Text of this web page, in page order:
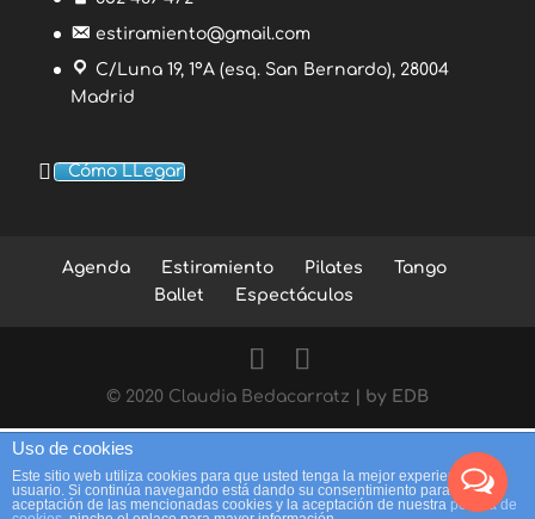
estiramiento@gmail.com
C/Luna 19, 1ºA (esq. San Bernardo), 28004
Madrid
Cómo LLegar
Agenda Estiramiento Pilates
Tango
Ballet
Espectáculos
© 2020 Claudia Bedacarratz | by EDB
Uso de cookies
Este sitio web utiliza cookies para que usted tenga la mejor experiencia de
usuario. Si continúa navegando está dando su consentimiento para la
aceptación de las mencionadas cookies y la aceptación de nuestra política de